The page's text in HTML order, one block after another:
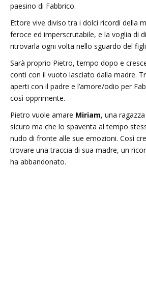
paesino di Fabbrico.
Ettore vive diviso tra i dolci ricordi della
feroce ed imperscrutabile, e la voglia di
ritrovarla ogni volta nello sguardo del
Sarà proprio Pietro, tempo dopo e
conti con il vuoto lasciato dalla madre.
aperti con il padre e l’amore/odio per
così opprimente.
Pietro vuole amare Miriam, una
sicuro ma che lo spaventa al tempo
nudo di fronte alle sue emozioni. Così
trovare una traccia di sua madre, un
ha abbandonato.